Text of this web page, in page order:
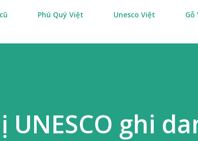
Phú Quý Việt Unesco Việt Gỗ
UNESCO ghi